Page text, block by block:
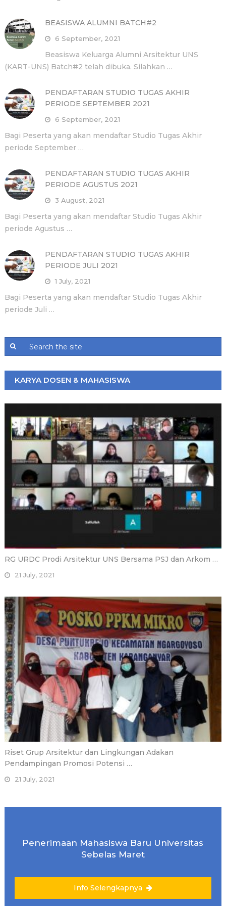
BEASISWA ALUMNI BATCH#2
6 September, 2021
Beasiswa Keluarga Alumni Arsitektur UNS
(KART-UNS) Batch#2 telah dibuka. Silahkan …
PENDAFTARAN STUDIO TUGAS AKHIR
PERIODE SEPTEMBER 2021
6 September, 2021
Bagi Peserta yang akan mendaftar Studio Tugas Akhir
periode September …
PENDAFTARAN STUDIO TUGAS AKHIR
PERIODE AGUSTUS 2021
3 August, 2021
Bagi Peserta yang akan mendaftar Studio Tugas Akhir
periode Agustus …
PENDAFTARAN STUDIO TUGAS AKHIR
PERIODE JULI 2021
1 July, 2021
Bagi Peserta yang akan mendaftar Studio Tugas Akhir
periode Juli …
KARYA DOSEN & MAHASISWA
RG URDC Prodi Arsitektur UNS Bersama PSJ dan Arkom …
21 July, 2021
Riset Grup Arsitektur dan Lingkungan Adakan
Pendampingan Promosi Potensi …
21 July, 2021
Penerimaan Mahasiswa Baru Universitas
Sebelas Maret
Info Selengkapnya